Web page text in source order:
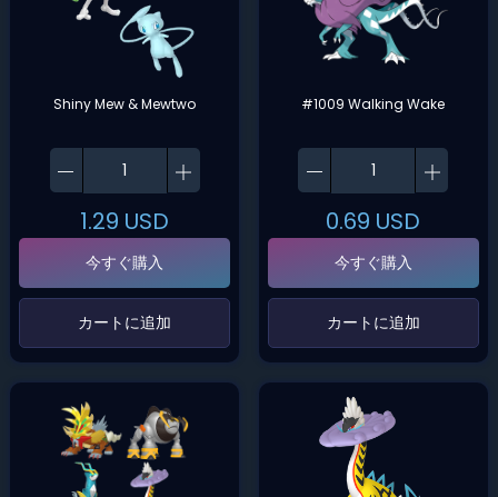
Shiny Mew & Mewtwo
1.29 USD
今すぐ購入
‌カートに追加‌
#1009 Walking Wake
0.69 USD
今すぐ購入
‌カートに追加‌